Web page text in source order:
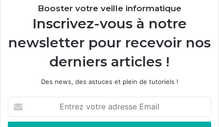
Booster votre veille informatique
Inscrivez-vous à notre
newsletter pour recevoir nos
derniers articles !
Des news, des astuces et plein de tutoriels !
t